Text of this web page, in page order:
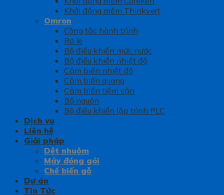
Khởi động mềm Thinkvert
Omron
Công tắc hành trình
Rơ le
Bộ điều khiển mức nước
Bộ điều khiển nhiệt độ
Cảm biến nhiệt độ
Cảm biến quang
Cảm biến tiệm cận
Bộ nguồn
Bộ điều khiển lập trình PLC
Dịch vụ
Liên hệ
Giải pháp
Dệt nhuộm
Máy đóng gói
Chế biến gỗ
Dự án
Tin Tức